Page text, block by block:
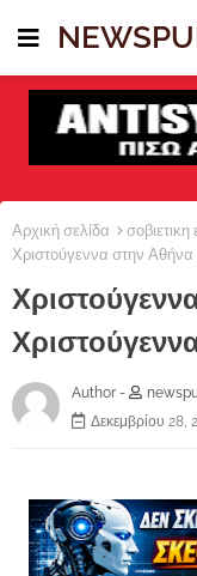
Αρχική σελίδα
Χριστούγεννα στην
Author -
Δεκεμβρίου 28,